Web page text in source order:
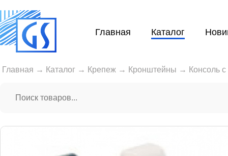
Главная Каталог
Главная → Каталог → Крепеж → Кронштейны → Консоль